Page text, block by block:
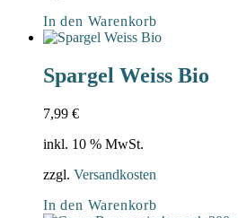
In den Warenkorb
Spargel Weiss Bio
7,99 €
inkl. 10 % MwSt.
zzgl. Versandkosten
In den Warenkorb